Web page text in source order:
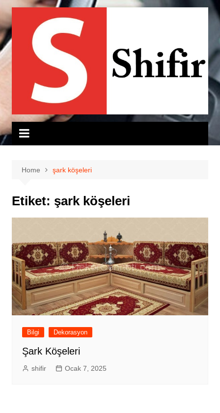
Skip
to
content
Home şark köşeleri
Etiket: şark köşeleri
Bilgi Dekorasyon
Şark Köşeleri
shifir Ocak 7, 2025